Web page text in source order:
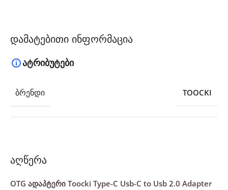
აღწერა
OTG ადაპტერი Toocki Type-C Usb-C to Usb 2.0 Adapter
დამატებითი ინფორმაცია
ატრიბუტები
ᲑᲠᲔᲜᲓᲘ TOOCKI